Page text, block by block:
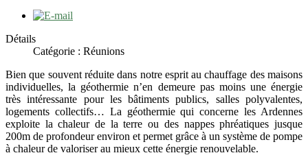
Détails
Catégorie : Réunions
Bien que souvent réduite dans notre esprit au chauffage des maisons
individuelles, la géothermie n’en demeure pas moins une énergie
très intéressante pour les bâtiments publics, salles polyvalentes,
logements collectifs… La géothermie qui concerne les Ardennes
exploite la chaleur de la terre ou des nappes phréatiques jusque
200m de profondeur environ et permet grâce à un système de pompe
à chaleur de valoriser au mieux cette énergie renouvelable.